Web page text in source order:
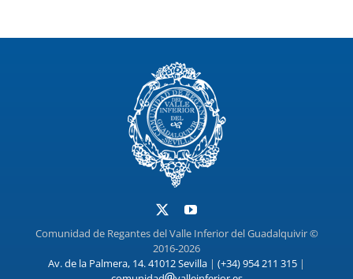
Comunidad de Regantes del Valle Inferior del Guadalquivir ©
2016-2026
Av. de la Palmera, 14. 41012 Sevilla | (+34) 954 211 315 |